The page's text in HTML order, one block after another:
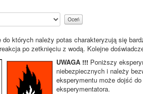
do których należy potas charakteryzują się
po zetknięciu z wodą. Kolejne
UWAGA !!! Poniższy
niebezpiecznych i należy
eksperymentu może dojść
eksperymentatora.